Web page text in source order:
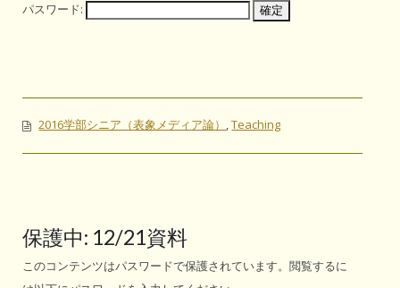
パスワード:
2016学部シニア（表象メディア論） ,Teaching
保護中: 12/21資料
このコンテンツはパスワードで保護されています。閲覧するに